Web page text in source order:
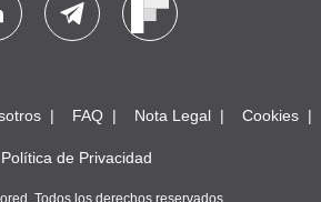
FAQ Nota Legal Cookies
Política de Privacidad
Todos los derechos reservados